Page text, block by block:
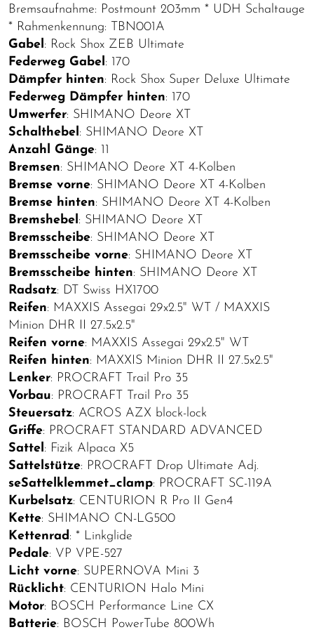
Bremsaufnahme: Postmount 203mm * UDH Schaltauge
* Rahmenkennung: TBN001A
Gabel: Rock Shox ZEB Ultimate
Federweg Gabel: 170
Dämpfer hinten: Rock Shox Super Deluxe Ultimate
Federweg Dämpfer hinten: 170
Umwerfer: SHIMANO Deore XT
Schalthebel: SHIMANO Deore XT
Anzahl Gänge: 11
Bremsen: SHIMANO Deore XT 4-Kolben
Bremse vorne: SHIMANO Deore XT 4-Kolben
Bremse hinten: SHIMANO Deore XT 4-Kolben
Bremshebel: SHIMANO Deore XT
Bremsscheibe: SHIMANO Deore XT
Bremsscheibe vorne: SHIMANO Deore XT
Bremsscheibe hinten: SHIMANO Deore XT
Radsatz: DT Swiss HX1700
Reifen: MAXXIS Assegai 29x2.5" WT / MAXXIS
Minion DHR II 27.5x2.5"
Reifen vorne: MAXXIS Assegai 29x2.5" WT
Reifen hinten: MAXXIS Minion DHR II 27.5x2.5"
Lenker: PROCRAFT Trail Pro 35
Vorbau: PROCRAFT Trail Pro 35
Steuersatz: ACROS AZX block-lock
Griffe: PROCRAFT STANDARD ADVANCED
Sattel: Fizik Alpaca X5
Sattelstütze: PROCRAFT Drop Ultimate Adj.
seSattelklemmet_clamp: PROCRAFT SC-119A
Kurbelsatz: CENTURION R Pro II Gen4
Kette: SHIMANO CN-LG500
Kettenrad: * Linkglide
Pedale: VP VPE-527
Licht vorne: SUPERNOVA Mini 3
Rücklicht: CENTURION Halo Mini
Motor: BOSCH Performance Line CX
Batterie: BOSCH PowerTube 800Wh